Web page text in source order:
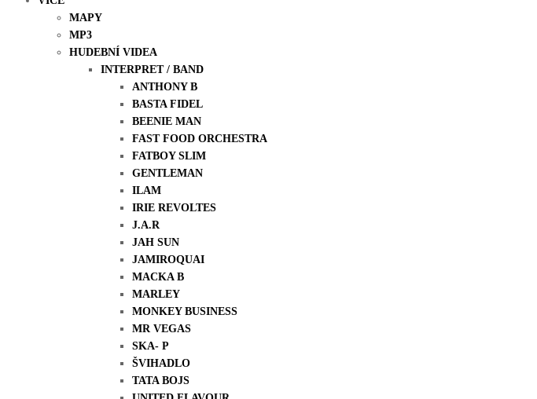
MAPY
MP3
HUDEBNÍ VIDEA
INTERPRET / BAND
ANTHONY B
BASTA FIDEL
BEENIE MAN
FAST FOOD ORCHESTRA
FATBOY SLIM
GENTLEMAN
ILAM
IRIE REVOLTES
J.A.R
JAH SUN
JAMIROQUAI
MACKA B
MARLEY
MONKEY BUSINESS
MR VEGAS
SKA- P
ŠVIHADLO
TATA BOJS